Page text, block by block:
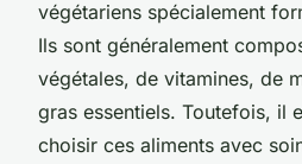
végétariens spécialement
Ils sont généralement
végétales, de vitamines, de
gras essentiels. Toutefois, il
choisir ces aliments avec